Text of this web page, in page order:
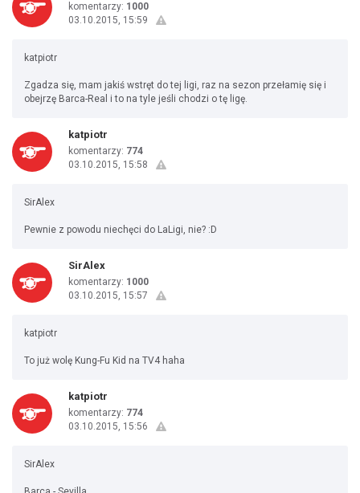
komentarzy: 1000
03.10.2015, 15:59
katpiotr
Zgadza się, mam jakiś wstręt do tej ligi, raz na sezon przełamię się i
obejrzę Barca-Real i to na tyle jeśli chodzi o tę ligę.
katpiotr
komentarzy: 774
03.10.2015, 15:58
SirAlex
Pewnie z powodu niechęci do LaLigi, nie? :D
SirAlex
komentarzy: 1000
03.10.2015, 15:57
katpiotr
To już wolę Kung-Fu Kid na TV4 haha
katpiotr
komentarzy: 774
03.10.2015, 15:56
SirAlex